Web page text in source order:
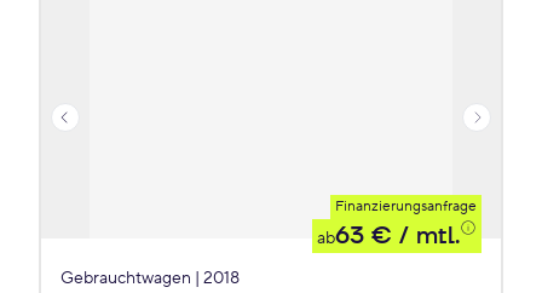
Finanzierungsanfrage
ab63 € / mtl.
Gebrauchtwagen | 2018